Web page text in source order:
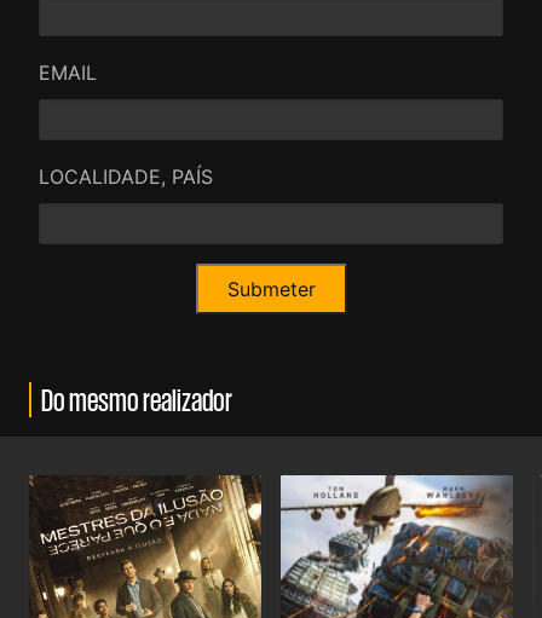
EMAIL
LOCALIDADE, PAÍS
Do mesmo realizador